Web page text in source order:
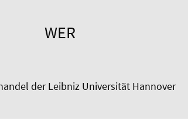
WER
der Leibniz Universität Hannover